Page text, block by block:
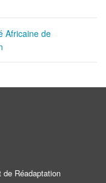
Africaine de
Réadaptation